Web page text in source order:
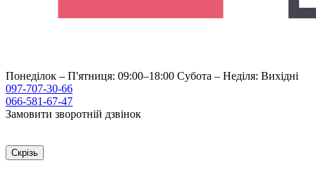
Понеділок – П'ятниця: 09:00–18:00 Субота – Неділя: Вихідні
097-707-30-66
066-581-67-47
Замовити зворотній дзвінок
Скрізь